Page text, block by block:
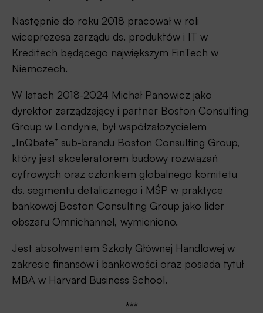
Następnie do roku 2018 pracował w roli
wiceprezesa zarządu ds. produktów i IT w
Kreditech będącego największym FinTech w
Niemczech.
W latach 2018-2024 Michał Panowicz jako
dyrektor zarządzający i partner Boston Consulting
Group w Londynie, był współzałożycielem
„InQbate” sub-brandu Boston Consulting Group,
który jest akceleratorem budowy rozwiązań
cyfrowych oraz członkiem globalnego komitetu
ds. segmentu detalicznego i MŚP w praktyce
bankowej Boston Consulting Group jako lider
obszaru Omnichannel, wymieniono.
Jest absolwentem Szkoły Głównej Handlowej w
zakresie finansów i bankowości oraz posiada tytuł
MBA w Harvard Business School.
***